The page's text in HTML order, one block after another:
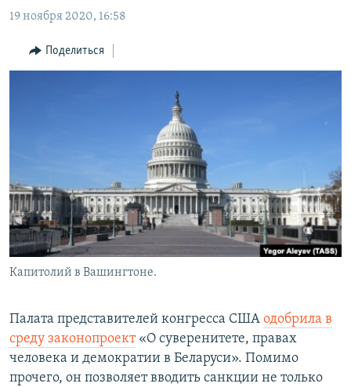
главной
навигации
Вернутся
ТАДЖИКИСТАН
ҚАЗАҚША
КЫРГЫЗЧА
19 ноября 2020, 16:58
Поделиться
Капитолий в Вашингтоне.
Палата представителей конгресса США одобрила в
среду законопроект«О суверенитете, правах
человека и демократии в Беларуси». Помимо
прочего, он позволяет вводить санкции не только